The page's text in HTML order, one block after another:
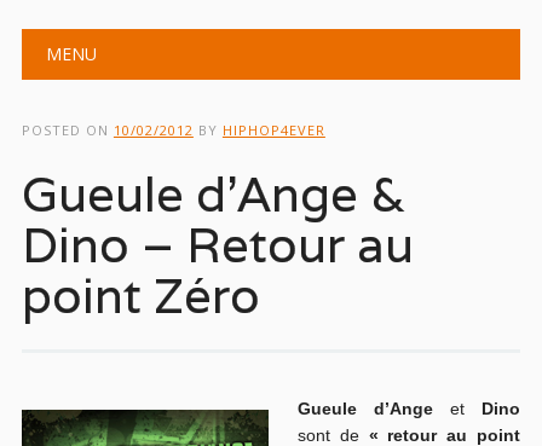
Main menu
MENU
POSTED ON 10/02/2012 BY HIPHOP4EVER
Gueule d’Ange &
Dino – Retour au
point Zéro
Gueule d’Angeet Dino
sont de « retour au point